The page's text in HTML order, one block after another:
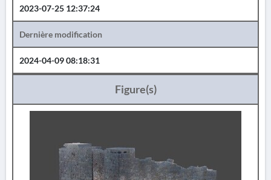
2023-07-25 12:37:24
Dernière modification
2024-04-09 08:18:31
Figure(s)